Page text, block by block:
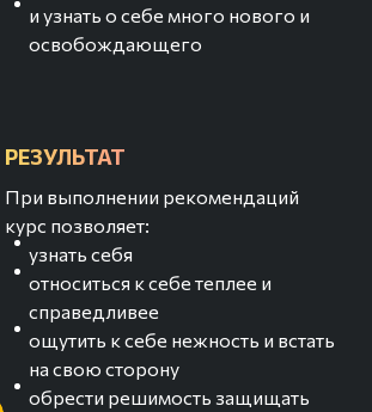
и узнать о себе много нового и
освобождающего
РЕЗУЛЬТАТ
При выполнении рекомендаций
курс позволяет:
узнать себя
относиться к себе теплее и
справедливее
ощутить к себе нежность и встать
на свою сторону
обрести решимость защищать